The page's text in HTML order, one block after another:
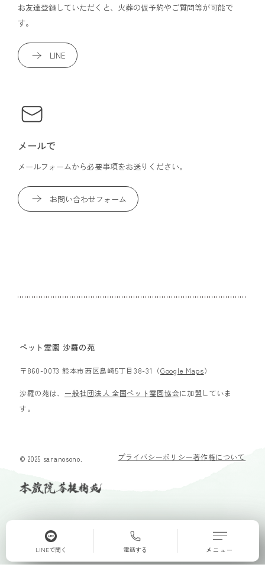
LINEで聞く 電話する メニュー
お友達登録していただくと、火葬の仮予約やご質問等が可能で
す。
LINE
メールで
メールフォームから必要事項をお送りください。
お問い合わせフォーム
ペット霊園 沙羅の苑
〒860-0073 熊本市西区島崎5丁目38-31（Google Maps）
沙羅の苑は、 一般社団法人 全国ペット霊園協会に加盟していま
す。
© 2025 saranosono. プライバシーポリシー著作権について